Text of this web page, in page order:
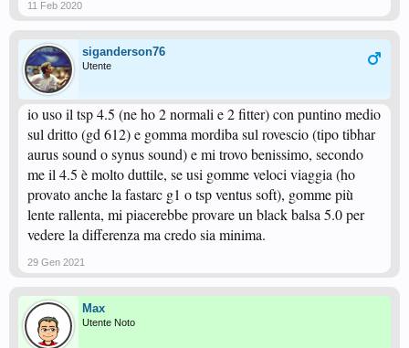
11 Feb 2020
siganderson76
Utente
io uso il tsp 4.5 (ne ho 2 normali e 2 fitter) con puntino medio
sul dritto (gd 612) e gomma mordiba sul rovescio (tipo tibhar
aurus sound o synus sound) e mi trovo benissimo, secondo
me il 4.5 è molto duttile, se usi gomme veloci viaggia (ho
provato anche la fastarc g1 o tsp ventus soft), gomme più
lente rallenta, mi piacerebbe provare un black balsa 5.0 per
vedere la differenza ma credo sia minima.
29 Gen 2021
Max
Utente Noto